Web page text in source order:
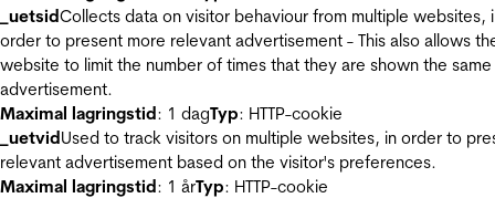
_uetsidCollects data on visitor behaviour from multiple websites,
order to present more relevant advertisement - This also allows
website to limit the number of times that they are shown the same
advertisement.
Maximal lagringstid: 1 dagTyp: HTTP-cookie
_uetvidUsed to track visitors on multiple websites, in order to
relevant advertisement based on the visitor's preferences.
Maximal lagringstid: 1 årTyp: HTTP-cookie